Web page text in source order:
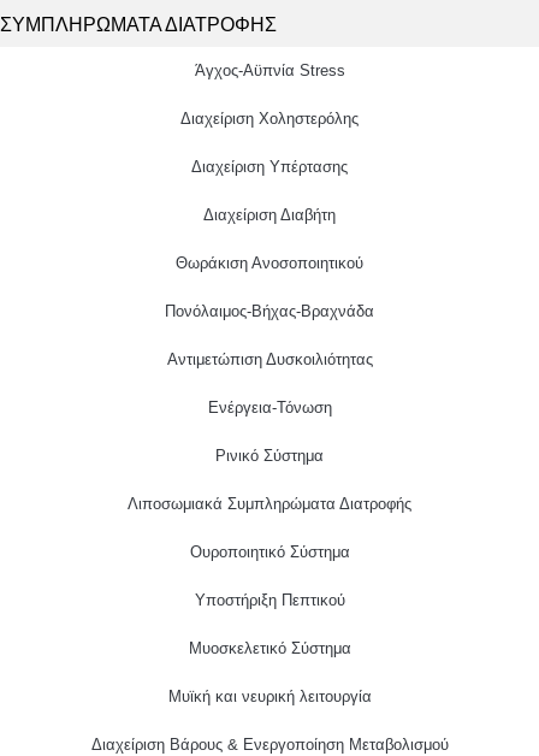
ΣΥΜΠΛΗΡΩΜΑΤΑ ΔΙΑΤΡΟΦΗΣ
Άγχος-Αϋπνία Stress
Διαχείριση Χοληστερόλης
Διαχείριση Υπέρτασης
Διαχείριση Διαβήτη
Θωράκιση Ανοσοποιητικού
Πονόλαιμος-Βήχας-Βραχνάδα
Αντιμετώπιση Δυσκοιλιότητας
Eνέργεια-Τόνωση
Ρινικό Σύστημα
Λιποσωμιακά Συμπληρώματα Διατροφής
Ουροποιητικό Σύστημα
Υποστήριξη Πεπτικού
Μυοσκελετικό Σύστημα
Μυϊκή και νευρική λειτουργία
Διαχείριση Βάρους & Ενεργοποίηση Μεταβολισμού